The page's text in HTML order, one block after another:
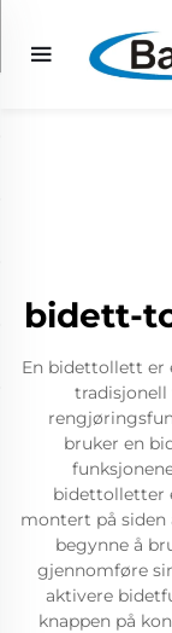
bidett-
En bidettollett er
bruker en
bidettolletter
montert på siden
begynne å
gjennomføre
aktivere
knappen på